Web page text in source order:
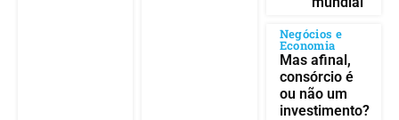
Negócios e
Economia
Mas afinal,
consórcio é
ou não um
investimento?